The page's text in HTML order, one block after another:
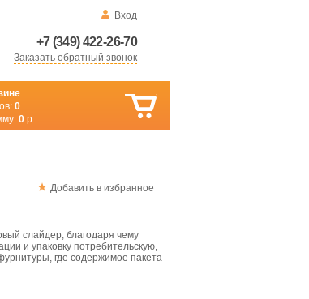
Вход
+7 (349) 422-26-70
Заказать обратный звонок
0
0 р.
Добавить в избранное
слайдер, благодаря чему
и упаковку потребительскую,
где содержимое пакета